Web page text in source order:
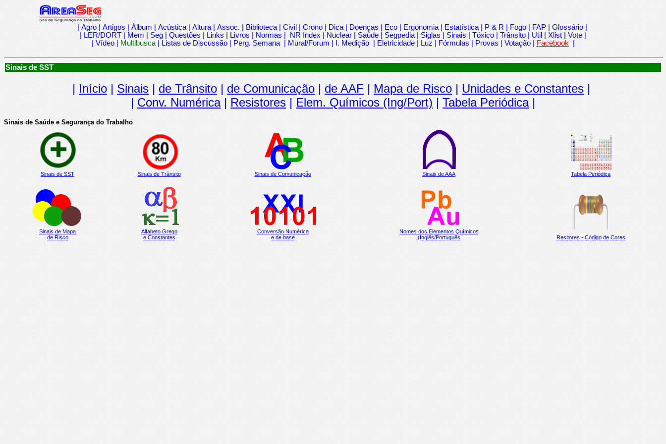
Agro| Artigos Álbum Acústica| Altura| Assoc. Biblioteca| Civil Crono| Dica| Doenças Eco| Ergonomia| Estatística| P & R Fogo| FAP| Glossário|
LER/DORT Mem Seg Questões Links Livros Normas NR Index Nuclear Saúde Segpedia Siglas Sinais Tóxico Trânsito Util Xlist Vote
Vídeo| Multibusca| Listas de Discussão| Perg. Semana Mural/Forum I. Medição| Eletricidade| Luz Fórmulas Provas Votação| Facebook
Sinais de SST
| Início | Sinais | de Trânsito | de Comunicação | de AAF | Mapa de Risco | Unidades e Constantes |
| Conv. Numérica| Resistores | Elem. Químicos (Ing/Port) | Tabela Periódica|
Sinais de Saúde e Segurança do Trabalho
Sinais de SST Sinais de Trânsito Sinais de Comunicação Sinais de AAA Tabela Periódica
Sinais de Mapa
de Risco
Alfabeto Grego
e Constantes
Conversão Numérica
e de base
Nomes dos Elementos Químicos
(Inglês/Português
Resitores - Código de Cores